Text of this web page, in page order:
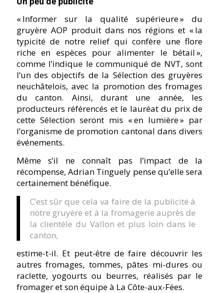
« Informer sur la qualité supérieure » du
gruyère AOP produit dans nos régions et « la
typicité de notre relief qui confère une flore
riche en espèces pour alimenter le bétail »,
comme l’indique le communiqué de NVT, sont
l’un des objectifs de la Sélection des gruyères
neuchâtelois, avec la promotion des fromages
du canton. Ainsi, durant une année, les
producteurs référencés et le lauréat du prix de
cette Sélection seront mis « en lumière » par
l’organisme de promotion cantonal dans divers
événements.
Même s’il ne connaît pas l’impact de la
récompense, Adrian Tinguely pense qu’elle sera
certainement bénéfique.
C’est sûr que cela va faire de la publicité à
notre gruyère et à la fromagerie auprès de
la clientèle du Vallon et plus loin dans le
canton,
estime-t-il. Et peut-être de faire découvrir les
autres fromages, tommes, pâtes mi-dures ou
raclette, yogourts ou beurres, réalisés par le
fromager et son équipe à La Côte-aux-Fées.